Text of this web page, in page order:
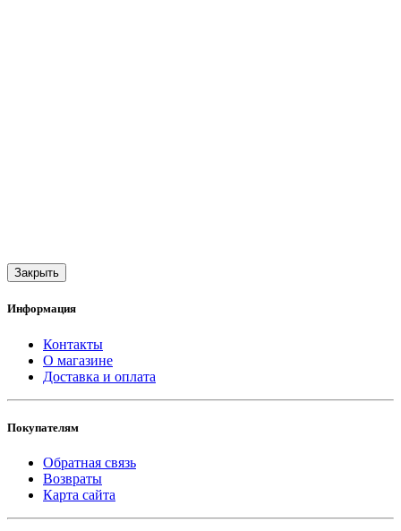
Закрыть
Информация
Контакты
О магазине
Доставка и оплата
Покупателям
Обратная связь
Возвраты
Карта сайта